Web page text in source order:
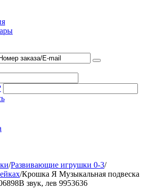
/Развивающие игрушки 0-3/
/Крошка Я Музыкальная подвеска
звук, лев 9953636